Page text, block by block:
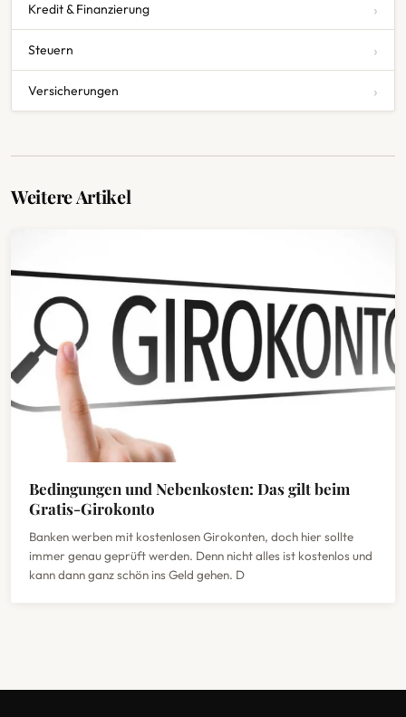
Kredit & Finanzierung
Steuern
Versicherungen
Weitere Artikel
Bedingungen und Nebenkosten: Das gilt beim
Gratis-Girokonto
Banken werben mit kostenlosen Girokonten, doch hier sollte
immer genau geprüft werden. Denn nicht alles ist kostenlos und
kann dann ganz schön ins Geld gehen. D